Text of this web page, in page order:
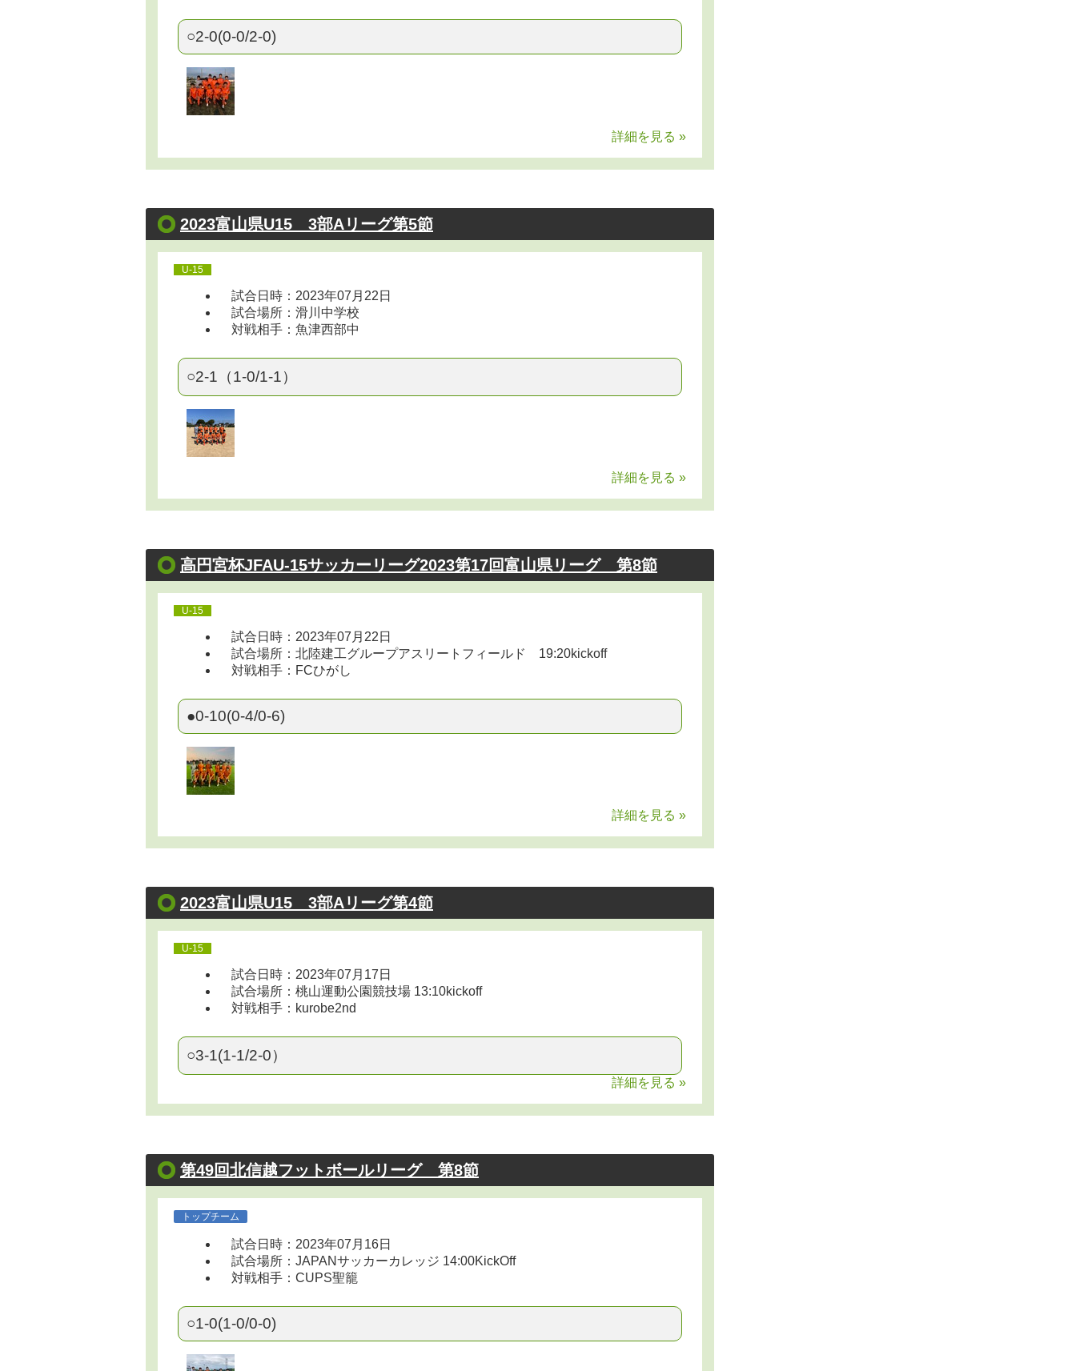
○2-0(0-0/2-0)
詳細を見る »
2023富山県U15 3部Aリーグ第5節
U-15
試合日時：2023年07月22日
試合場所：滑川中学校
対戦相手：魚津西部中
○2-1（1-0/1-1）
詳細を見る »
高円宮杯JFAU-15サッカーリーグ2023第17回富山県リーグ 第8節
U-15
試合日時：2023年07月22日
試合場所：北陸建工グループアスリートフィールド 19:20kickoff
対戦相手：FCひがし
●0-10(0-4/0-6)
詳細を見る »
2023富山県U15 3部Aリーグ第4節
U-15
試合日時：2023年07月17日
試合場所：桃山運動公園競技場 13:10kickoff
対戦相手：kurobe2nd
○3-1(1-1/2-0）
詳細を見る »
第49回北信越フットボールリーグ 第8節
トップチーム
試合日時：2023年07月16日
試合場所：JAPANサッカーカレッジ 14:00KickOff
対戦相手：CUPS聖籠
○1-0(1-0/0-0)